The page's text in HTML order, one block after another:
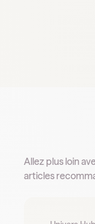
Allez plus loin
articles